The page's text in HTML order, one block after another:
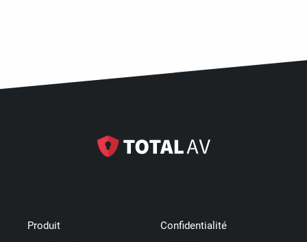
Produit Confidentialité